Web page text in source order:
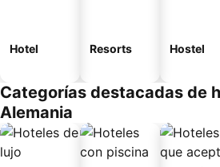
Hotel Resorts Hostel
Categorías destacadas de
Alemania